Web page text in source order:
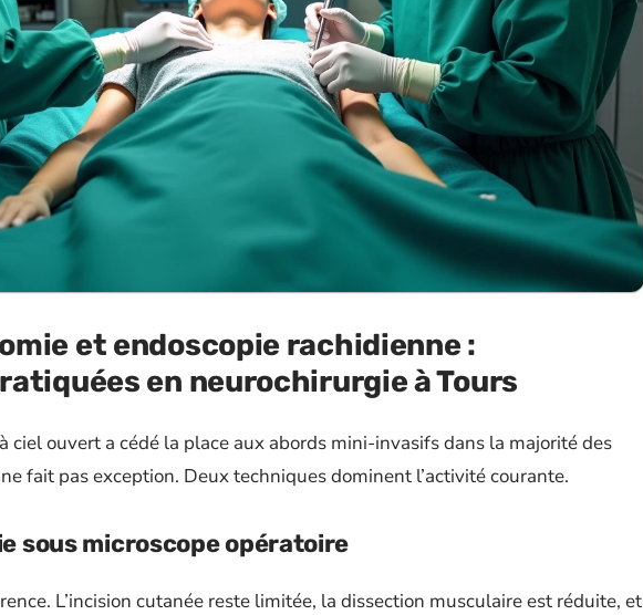
et endoscopie rachidienne :
en neurochirurgie à Tours
ciel ouvert a cédé la place aux abords mini-invasifs dans la majorité des
fait pas exception. Deux techniques dominent l’activité courante.
sous microscope opératoire
L’incision cutanée reste limitée, la dissection musculaire est réduite, et